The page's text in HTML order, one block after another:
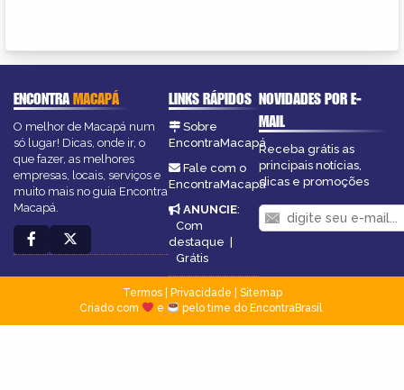
ENCONTRAMACAPÁ
O melhor de Macapá num
só lugar! Dicas, onde ir, o
que fazer, as melhores
empresas, locais, serviços e
muito mais no guia Encontra
Macapá.
LINKS RÁPIDOS
Sobre
EncontraMacapá
Fale com o
EncontraMacapá
ANUNCIE:
Com
destaque
Grátis
NOVIDADES POR E-
MAIL
Receba grátis as
principais notícias,
dicas e promoções
Termos| Privacidade
Sitemap
Criado com
e pelo time do EncontraBrasil